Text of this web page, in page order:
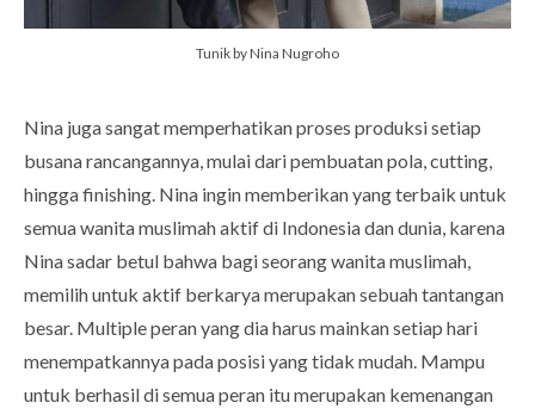
Tunik by Nina Nugroho
Nina juga sangat memperhatikan proses produksi setiap
busana rancangannya, mulai dari pembuatan pola, cutting,
hingga finishing. Nina ingin memberikan yang terbaik untuk
semua wanita muslimah aktif di Indonesia dan dunia, karena
Nina sadar betul bahwa bagi seorang wanita muslimah,
memilih untuk aktif berkarya merupakan sebuah tantangan
besar. Multiple peran yang dia harus mainkan setiap hari
menempatkannya pada posisi yang tidak mudah. Mampu
untuk berhasil di semua peran itu merupakan kemenangan